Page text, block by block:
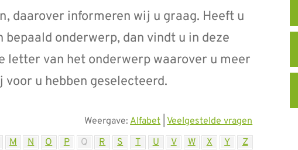
daarover informeren wij u graag. Heeft u
onderwerp, dan vindt u in deze
letter van het onderwerp waarover u meer
u hebben geselecteerd.
Weergave:Alfabet|Veelgestelde vragen
M N O P Q R S T U V W X Y Z